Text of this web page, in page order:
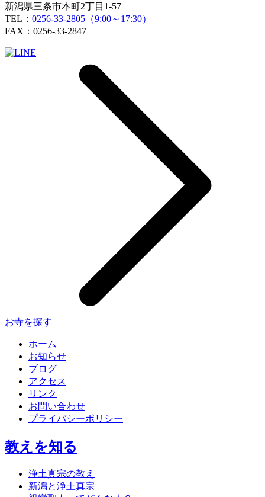
新潟県三条市本町2丁目1-57
TEL： 0256-33-2805（9:00～17:30）
FAX：0256-33-2847
お寺を探す
ホーム
お知らせ
ブログ
アクセス
リンク
お問い合わせ
プライバシーポリシー
教えを知る
浄土真宗の教え
新潟と浄土真宗